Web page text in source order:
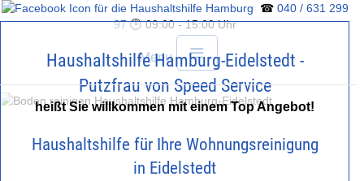
☎ 040 / 631 299
97 🕒 09:00 - 15:00 Uhr
Menu ≡
HOME
Haushaltshilfe Hamburg-Eidelstedt -
Putzfrau von Speed Service
heißt Sie willkommen mit einem Top Angebot!
Haushaltshilfe für Ihre Wohnungsreinigung
in Eidelstedt